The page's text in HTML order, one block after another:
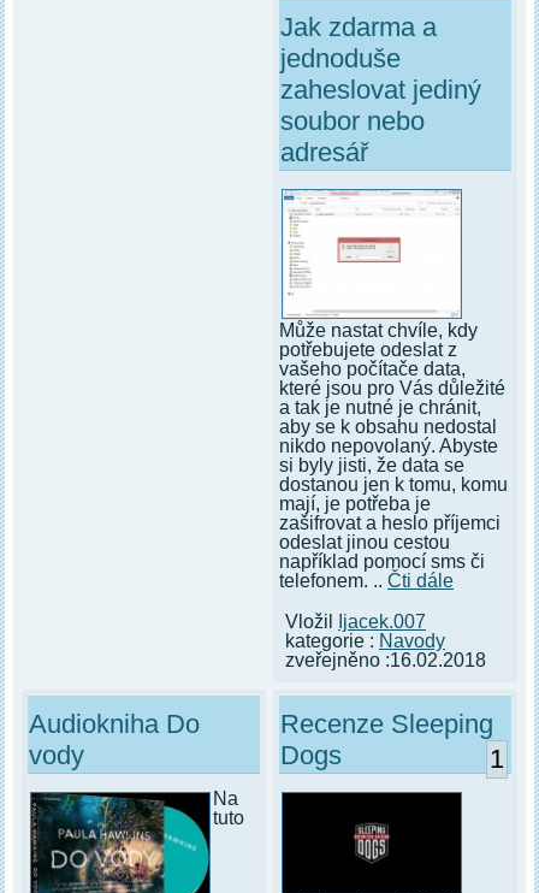
Jak zdarma a
jednoduše
zaheslovat jediný
soubor nebo
adresář
Může nastat chvíle, kdy
potřebujete odeslat z
vašeho počítače data,
které jsou pro Vás důležité
a tak je nutné je chránit,
aby se k obsahu nedostal
nikdo nepovolaný. Abyste
si byly jisti, že data se
dostanou jen k tomu, komu
mají, je potřeba je
zašifrovat a heslo příjemci
odeslat jinou cestou
například pomocí sms či
telefonem. .. Čti dále
Vložil
Ijacek.007
kategorie : Navody
zveřejněno :16.02.2018
Audiokniha Do
vody
Na
tuto
Recenze Sleeping
Dogs
1